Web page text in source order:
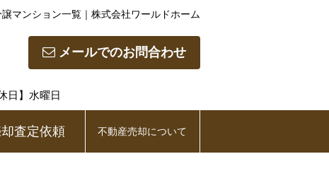
マンション一覧｜株式会社ワールドホーム
メールでのお問合わせ
日】水曜日
査定依頼 不動産売却について